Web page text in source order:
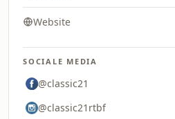
Website
SOCIALE MEDIA
@classic21
@classic21rtbf